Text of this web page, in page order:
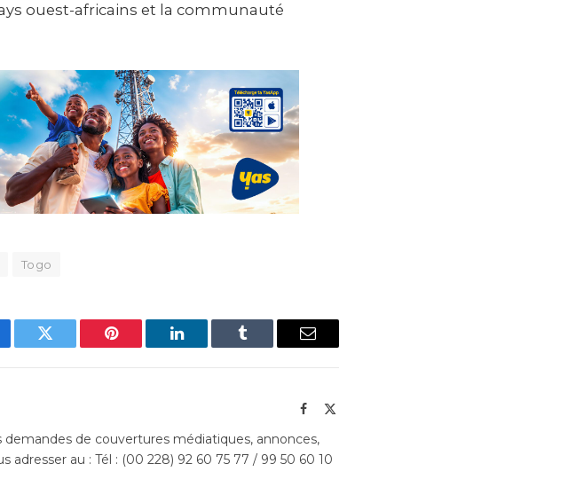
ouest-africains et la communauté
Togo
Twitter Pinterest LinkedIn Tumblr Email
Facebook
de couvertures médiatiques, annonces,
au : Tél : (00 228) 92 60 75 77 / 99 50 60 10